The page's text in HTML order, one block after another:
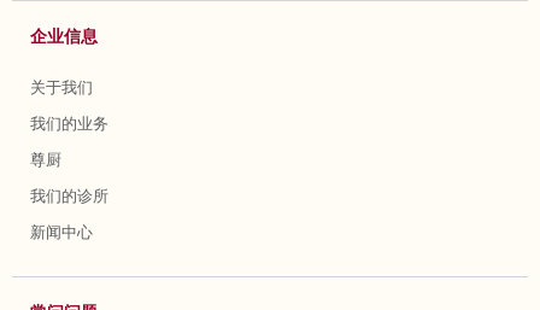
企业信息
关于我们
我们的业务
尊厨
我们的诊所
新闻中心